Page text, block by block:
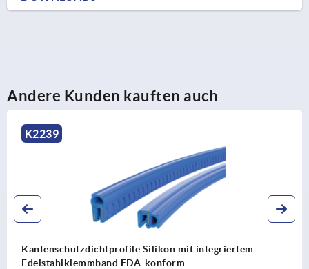
Andere Kunden kauften auch
K2238
Kantenschutzprofile Silikon mit integriertem
Edelstahlklemmband FDA-konform